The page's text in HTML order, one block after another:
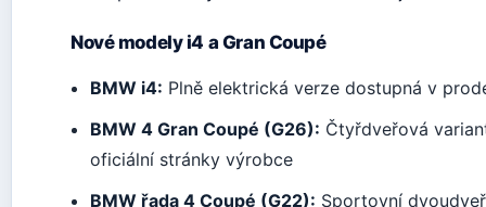
Nové modely i4 a Gran Coupé
BMW i4: Plně elektrická verze dostupná v
BMW 4 Gran Coupé (G26): Čtyřdveřová
oficiální stránky výrobce
BMW řada 4 Coupé (G22): Sportovní